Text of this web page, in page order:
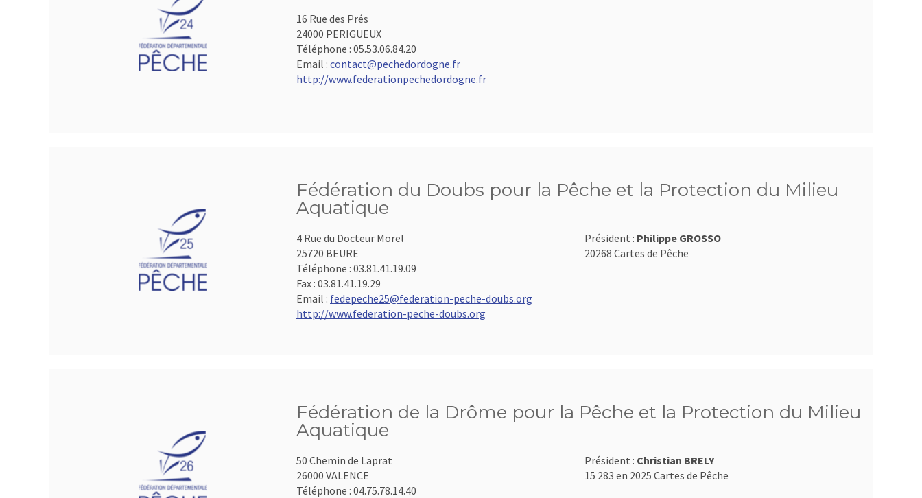
16 Rue des Prés
24000 PERIGUEUX
Téléphone : 05.53.06.84.20
Email : contact@pechedordogne.fr
http://www.federationpechedordogne.fr
Fédération du Doubs pour la Pêche et la Protection du Milieu
Aquatique
4 Rue du Docteur Morel
25720 BEURE
Téléphone : 03.81.41.19.09
Fax : 03.81.41.19.29
Email : fedepeche25@federation-peche-doubs.org
http://www.federation-peche-doubs.org
Président : Philippe GROSSO
20268 Cartes de Pêche
Fédération de la Drôme pour la Pêche et la Protection du Milieu
Aquatique
50 Chemin de Laprat
26000 VALENCE
Téléphone : 04.75.78.14.40
Président : Christian BRELY
15 283 en 2025 Cartes de Pêche